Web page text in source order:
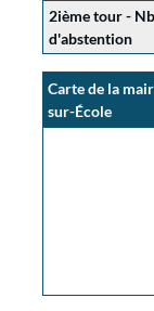
2ième tour -
d'abstention
Carte de la
sur-École